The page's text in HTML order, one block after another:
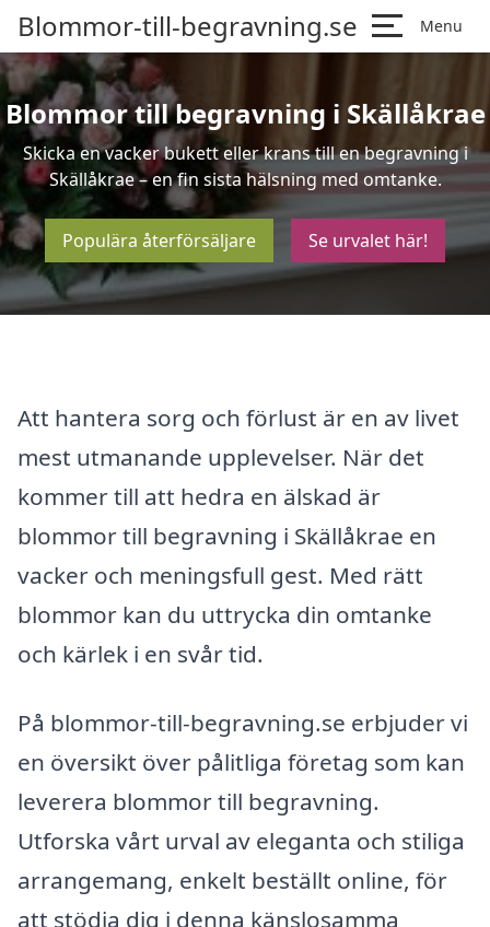
Blommor-till-begravning.se Menu
Blommor till begravning i Skällåkrae
Skicka en vacker bukett eller krans till en begravning i
Skällåkrae – en fin sista hälsning med omtanke.
Populära återförsäljare Se urvalet här!
Att hantera sorg och förlust är en av livet
mest utmanande upplevelser. När det
kommer till att hedra en älskad är
blommor till begravning i Skällåkrae en
vacker och meningsfull gest. Med rätt
blommor kan du uttrycka din omtanke
och kärlek i en svår tid.
På blommor-till-begravning.se erbjuder vi
en översikt över pålitliga företag som kan
leverera blommor till begravning.
Utforska vårt urval av eleganta och stiliga
arrangemang, enkelt beställt online, för
att stödja dig i denna känslosamma